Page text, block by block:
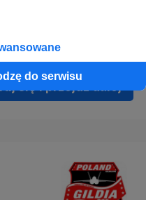
do serwisu
się i przejdź dalej